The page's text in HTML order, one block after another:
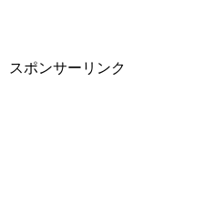
スポンサーリンク